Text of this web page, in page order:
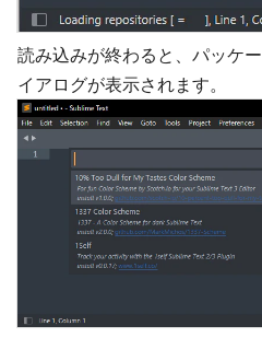
読み込みが終わると、パッケ
イアログが表示されます。